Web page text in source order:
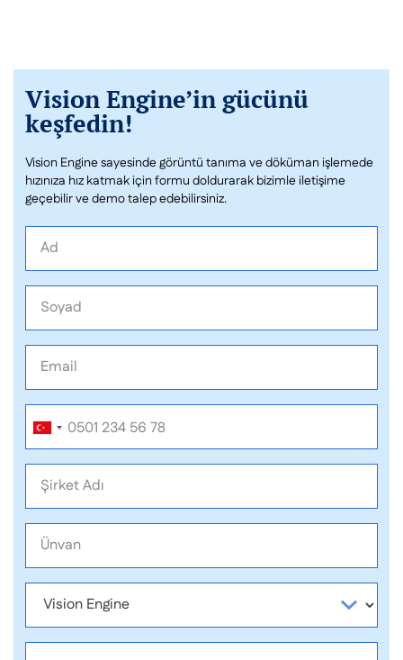
Vision Engine’in gücünü
keşfedin!
Vision Engine sayesinde görüntü tanıma ve döküman işlemede
hızınıza hız katmak için formu doldurarak bizimle iletişime
geçebilir ve demo talep edebilirsiniz.